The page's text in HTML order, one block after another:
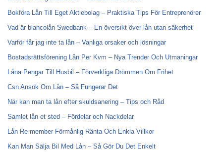
Bokföra Lån Till Eget Aktiebolag – Praktiska Tips För Entreprenörer
Vad är blancolån Swedbank – En översikt över lån utan säkerhet
Varför får jag inte ta lån – Vanliga orsaker och lösningar
Bostadsrättsförening Lån Per Kvm – Nya Trender Och Utmaningar
Låna Pengar Till Husbil – Förverkliga Drömmen Om Frihet
Csn Ansök Om Lån – Så Fungerar Det
När kan man ta lån efter skuldsanering – Tips och Råd
Samlet lån et sted – Fördelar och Nackdelar
Lån Re-member Förmånlig Ränta Och Enkla Villkor
Kan Man Sälja Bil Med Lån – Så Gör Du Det Enkelt